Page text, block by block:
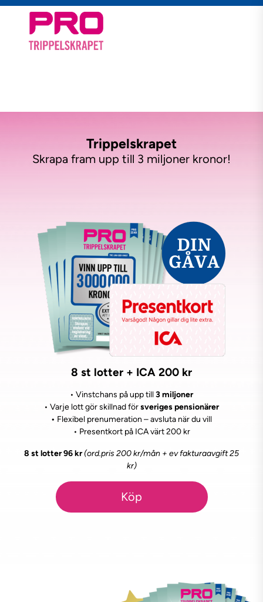
Trippelskrapet
Skrapa fram upp till 3 miljoner kronor!
8 st lotter + ICA 200 kr
• Vinstchans på upp till3 miljoner
• Varje lott gör skillnad försveriges pensionärer
• Flexibel prenumeration – avsluta när du vill
• Presentkort på ICA värt 200 kr
8 st lotter 96 kr(ord.pris 200 kr/mån + ev fakturaavgift 25
kr)
Köp